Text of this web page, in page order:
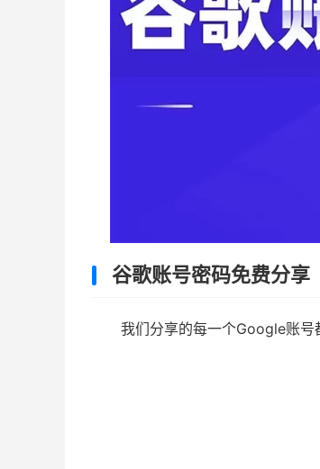
谷歌账号密码免费分享
我们分享的每一个Google账号